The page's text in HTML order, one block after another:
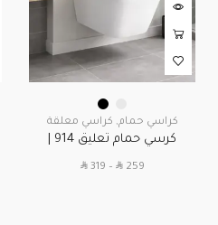
كراسي حمام, كراسي معلقة
SAR259
–
SAR319